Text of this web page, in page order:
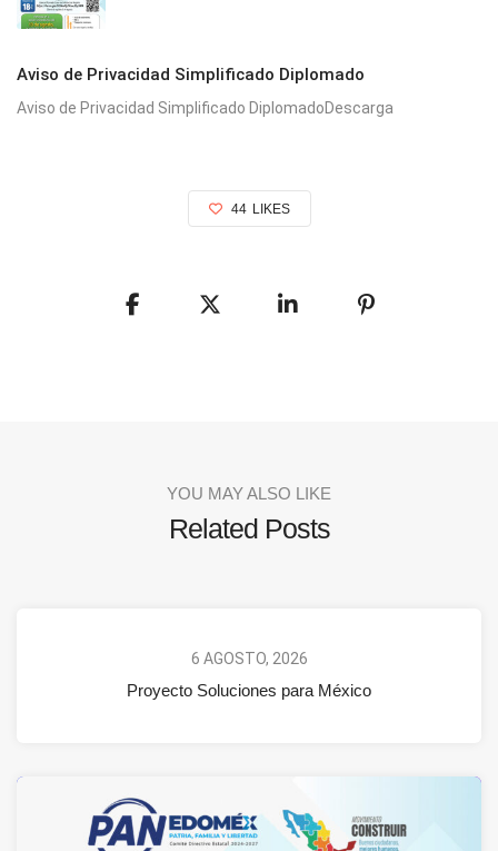
Aviso de Privacidad Simplificado Diplomado
Aviso de Privacidad Simplificado DiplomadoDescarga
44 LIKES
YOU MAY ALSO LIKE
Related Posts
6 AGOSTO, 2026
Proyecto Soluciones para México